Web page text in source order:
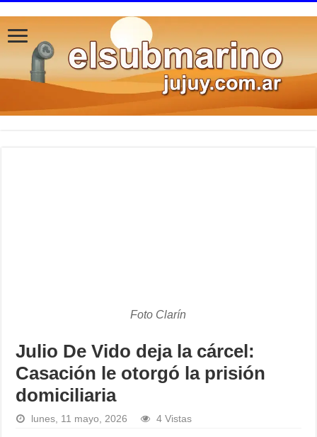
Foto Clarín
Julio De Vido deja la cárcel:
Casación le otorgó la prisión
domiciliaria
lunes, 11 mayo, 2026 4 Vistas